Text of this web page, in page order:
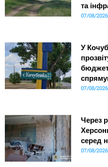
та
07/08/2026
У
07/08/2026
Через
серед
07/08/2026